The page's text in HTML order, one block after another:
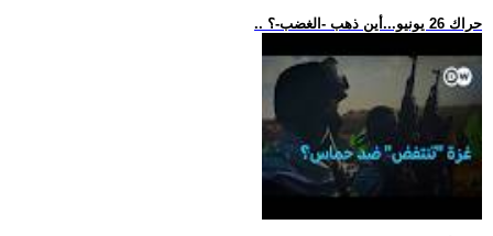
.. حراك 26 يونيو...أين ذهب -الغضب-؟